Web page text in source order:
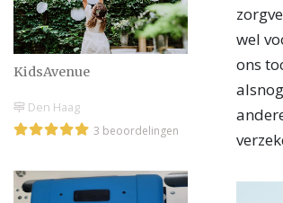
KidsAvenue
Den Haag
3 beoordelingen
wel
ons